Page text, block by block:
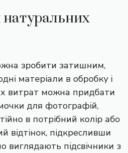
зробити затишним,
матеріали в обробку і
витрат можна придбати
для фотографій,
в потрібний колір або
відтінок, підкресливши
підсвічники з